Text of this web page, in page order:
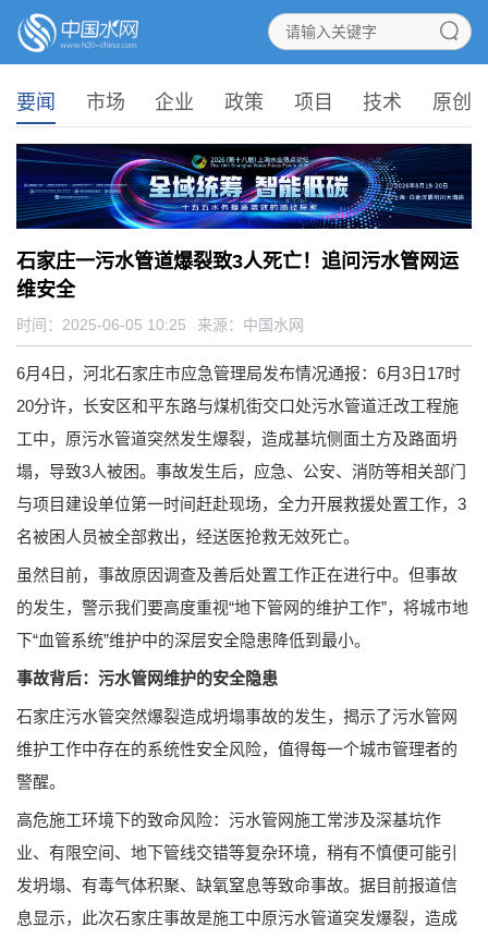
要闻 市场 企业 政策 项目 技术 原创
石家庄一污水管道爆裂致3人死亡！追问污水管网运
维安全
时间：2025-06-05 10:25 来源： 中国水网
6月4日，河北石家庄市应急管理局发布情况通报：6月3日17时
20分许，长安区和平东路与煤机街交口处污水管道迁改工程施
工中，原污水管道突然发生爆裂，造成基坑侧面土方及路面坍
塌，导致3人被困。事故发生后，应急、公安、消防等相关部门
与项目建设单位第一时间赶赴现场，全力开展救援处置工作，3
名被困人员被全部救出，经送医抢救无效死亡。
虽然目前，事故原因调查及善后处置工作正在进行中。但事故
的发生，警示我们要高度重视“地下管网的维护工作”，将城市地
下“血管系统”维护中的深层安全隐患降低到最小。
事故背后：污水管网维护的安全隐患
石家庄污水管突然爆裂造成坍塌事故的发生，揭示了污水管网
维护工作中存在的系统性安全风险，值得每一个城市管理者的
警醒。
高危施工环境下的致命风险：污水管网施工常涉及深基坑作
业、有限空间、地下管线交错等复杂环境，稍有不慎便可能引
发坍塌、有毒气体积聚、缺氧窒息等致命事故。据目前报道信
息显示，此次石家庄事故是施工中原污水管道突发爆裂，造成